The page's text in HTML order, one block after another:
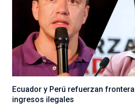
Ecuador y Perú refuerzan
ingresos ilegales